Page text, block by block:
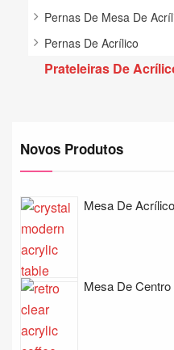
Pernas De Mesa De
Pernas De Acrílico
Prateleiras De
Novos Produtos
Mesa De
Mesa De